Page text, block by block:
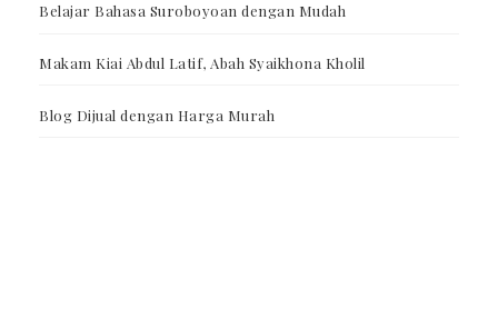
Belajar Bahasa Suroboyoan dengan Mudah
Makam Kiai Abdul Latif, Abah Syaikhona Kholil
Blog Dijual dengan Harga Murah